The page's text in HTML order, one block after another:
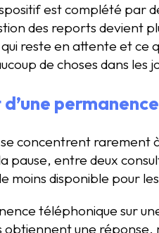
est complété par
des reports devient
reste en attente et ce
de choses dans les
concentrent rarement
pause, entre deux
moins disponible pour
téléphonique sur
obtiennent une réponse,